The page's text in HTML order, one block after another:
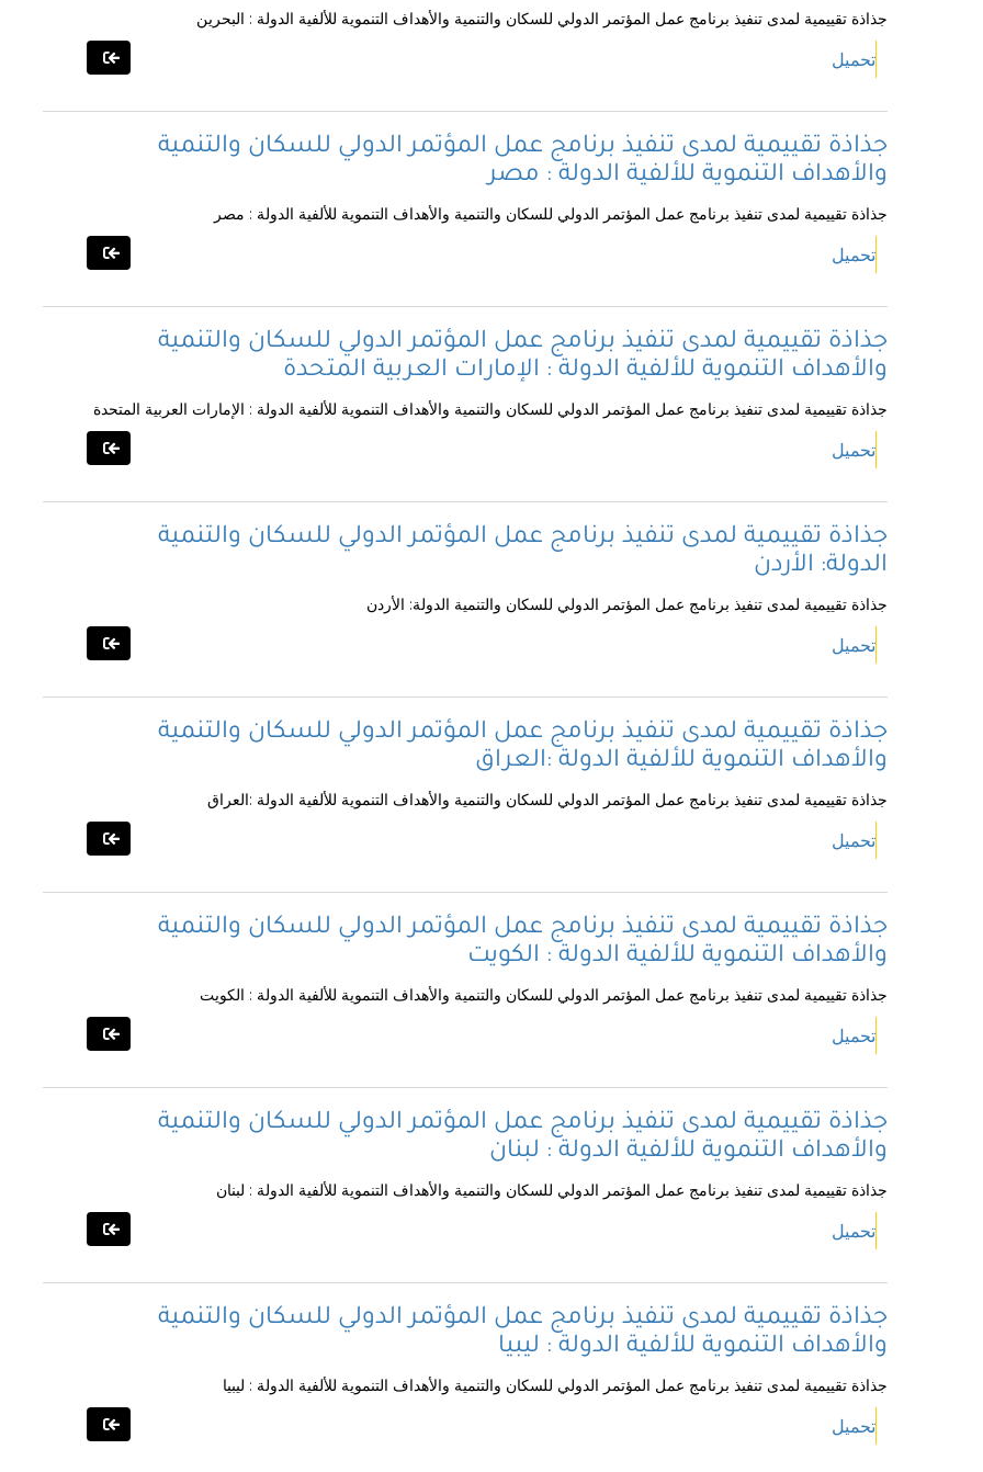
جذاذة تقييمية لمدى تنفيذ برنامج عمل المؤتمر الدولي للسكان والتنمية والأهداف التنموية للألفية الدولة : البحرين
تحميل
جذاذة تقييمية لمدى تنفيذ برنامج عمل المؤتمر الدولي للسكان والتنمية
والأهداف التنموية للألفية الدولة : مصر
جذاذة تقييمية لمدى تنفيذ برنامج عمل المؤتمر الدولي للسكان والتنمية والأهداف التنموية للألفية الدولة : مصر
تحميل
جذاذة تقييمية لمدى تنفيذ برنامج عمل المؤتمر الدولي للسكان والتنمية
والأهداف التنموية للألفية الدولة : الإمارات العربية المتحدة
جذاذة تقييمية لمدى تنفيذ برنامج عمل المؤتمر الدولي للسكان والتنمية والأهداف التنموية للألفية الدولة : الإمارات العربية المتحدة
تحميل
جذاذة تقييمية لمدى تنفيذ برنامج عمل المؤتمر الدولي للسكان والتنمية
الدولة: الأردن
جذاذة تقييمية لمدى تنفيذ برنامج عمل المؤتمر الدولي للسكان والتنمية الدولة: الأردن
تحميل
جذاذة تقييمية لمدى تنفيذ برنامج عمل المؤتمر الدولي للسكان والتنمية
والأهداف التنموية للألفية الدولة :العراق
جذاذة تقييمية لمدى تنفيذ برنامج عمل المؤتمر الدولي للسكان والتنمية والأهداف التنموية للألفية الدولة :العراق
تحميل
جذاذة تقييمية لمدى تنفيذ برنامج عمل المؤتمر الدولي للسكان والتنمية
والأهداف التنموية للألفية الدولة : الكويت
جذاذة تقييمية لمدى تنفيذ برنامج عمل المؤتمر الدولي للسكان والتنمية والأهداف التنموية للألفية الدولة : الكويت
تحميل
جذاذة تقييمية لمدى تنفيذ برنامج عمل المؤتمر الدولي للسكان والتنمية
والأهداف التنموية للألفية الدولة : لبنان
جذاذة تقييمية لمدى تنفيذ برنامج عمل المؤتمر الدولي للسكان والتنمية والأهداف التنموية للألفية الدولة : لبنان
تحميل
جذاذة تقييمية لمدى تنفيذ برنامج عمل المؤتمر الدولي للسكان والتنمية
والأهداف التنموية للألفية الدولة : ليبيا
جذاذة تقييمية لمدى تنفيذ برنامج عمل المؤتمر الدولي للسكان والتنمية والأهداف التنموية للألفية الدولة : ليبيا
تحميل